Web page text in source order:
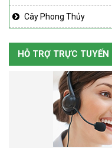
Cây Phong Thủy
HỖ TRỢ TRỰC TUYẾN